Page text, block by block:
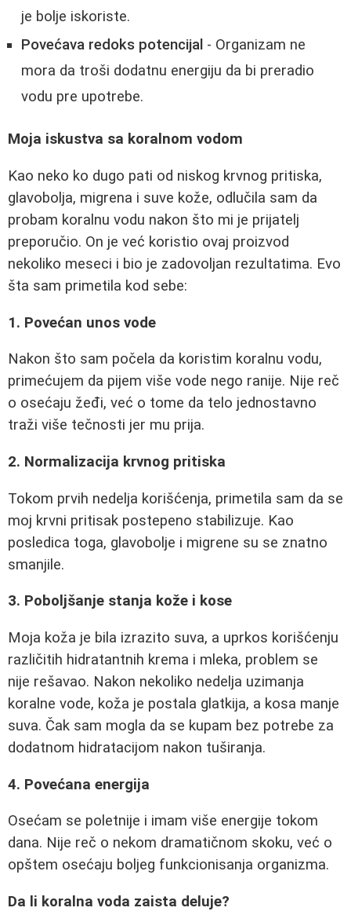
je bolje iskoriste.
Povećava redoks potencijal - Organizam ne
mora da troši dodatnu energiju da bi preradio
vodu pre upotrebe.
Moja iskustva sa koralnom vodom
Kao neko ko dugo pati od niskog krvnog pritiska,
glavobolja, migrena i suve kože, odlučila sam da
probam koralnu vodu nakon što mi je prijatelj
preporučio. On je već koristio ovaj proizvod
nekoliko meseci i bio je zadovoljan rezultatima. Evo
šta sam primetila kod sebe:
1. Povećan unos vode
Nakon što sam počela da koristim koralnu vodu,
primećujem da pijem više vode nego ranije. Nije reč
o osećaju žeđi, već o tome da telo jednostavno
traži više tečnosti jer mu prija.
2. Normalizacija krvnog pritiska
Tokom prvih nedelja korišćenja, primetila sam da se
moj krvni pritisak postepeno stabilizuje. Kao
posledica toga, glavobolje i migrene su se znatno
smanjile.
3. Poboljšanje stanja kože i kose
Moja koža je bila izrazito suva, a uprkos korišćenju
različitih hidratantnih krema i mleka, problem se
nije rešavao. Nakon nekoliko nedelja uzimanja
koralne vode, koža je postala glatkija, a kosa manje
suva. Čak sam mogla da se kupam bez potrebe za
dodatnom hidratacijom nakon tuširanja.
4. Povećana energija
Osećam se poletnije i imam više energije tokom
dana. Nije reč o nekom dramatičnom skoku, već o
opštem osećaju boljeg funkcionisanja organizma.
Da li koralna voda zaista deluje?